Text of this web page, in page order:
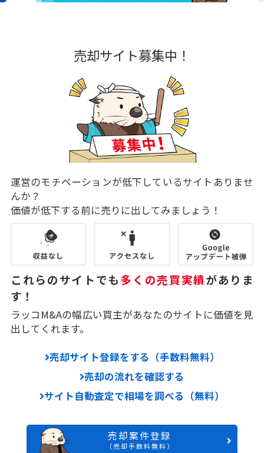
売却サイト募集中！
運営のモチベーションが低下しているサイトありませ
んか？
価値が低下する前に売りに出してみましょう！
これらのサイトでも多くの売買実績がありま
す！
ラッコM&Aの幅広い買主があなたのサイトに価値を見
出してくれます。
売却サイト登録をする（手数料無料）
売却の流れを確認する
サイト自動査定で相場を調べる（無料）
売却案件登録
（売却手数料無料）